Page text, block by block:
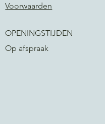
Voorwaarden
OPENINGSTIJDEN
Op afspraak